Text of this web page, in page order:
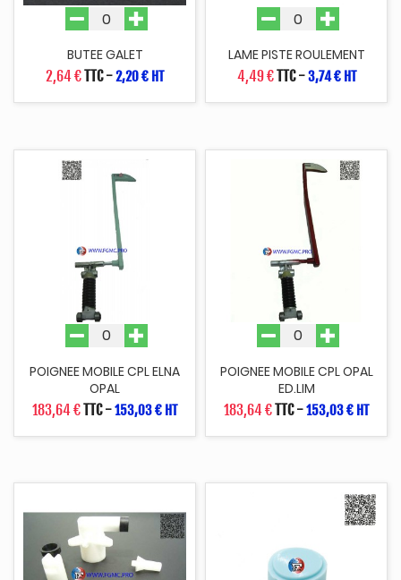
BUTEE GALET
2,64 €TTC-2,20 € HT
LAME PISTE ROULEMENT
4,49 €TTC-3,74 € HT
POIGNEE MOBILE CPL ELNA
OPAL
183,64 €TTC-153,03 € HT
POIGNEE MOBILE CPL OPAL
ED.LIM
183,64 €TTC-153,03 € HT